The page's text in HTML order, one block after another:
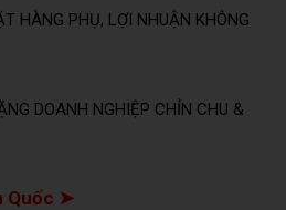
HÀNG PHỤ, LỢI NHUẬN KHÔNG
DOANH NGHIỆP CHỈN CHU &
Quốc ➤